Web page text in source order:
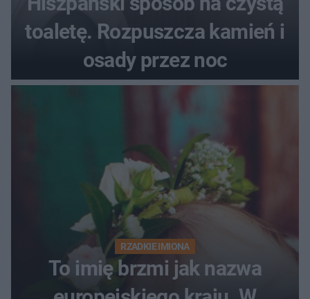
toaletę. Rozpuszcza kamień i
osady przez noc
RZADKIE IMIONA
To imię brzmi jak nazwa